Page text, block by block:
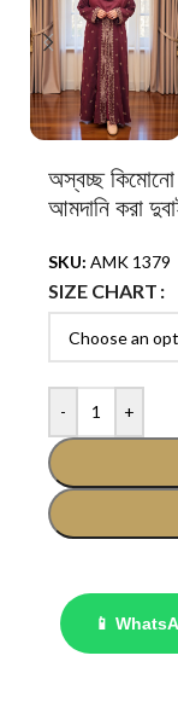
অস্বচ্ছ
আমদানি করা
SKU: AMK 1379
SIZE CHART
- +
📱